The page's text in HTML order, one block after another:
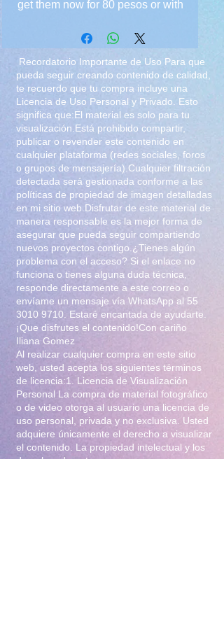
get them now for 80 pesos or with
February lingerie all-inclusive for
Recordatorio Importante de Uso Para que
pueda seguir creando contenido de calidad,
te recuerdo que tu compra incluye una
Licencia de Uso Personal y Privado. Esto
significa que:El material es solo para tu
visualización.Está prohibido compartir,
publicar o revender este contenido en
cualquier plataforma (redes sociales, foros
o grupos de mensajería).Cualquier filtración
detectada será gestionada conforme a las
políticas de propiedad de imagen detalladas
en mi sitio web.Disfrutar de este material de
manera responsable es la mejor forma de
asegurar que pueda seguir compartiendo
nuevos proyectos contigo.¿Tienes algún
problema con el acceso? Si el enlace no
funciona o tienes alguna duda técnica,
responde directamente a este correo o
envíame un mensaje vía WhatsApp al 55
3010 9710 . Estaré encantada de ayudarte.
¡Que disfrutes el contenido!Con cariño
Iliana Gomez
Al realizar cualquier compra en este sitio
web, usted acepta los siguientes términos
de licencia:1. Licencia de Visualización
Personal La compra de material fotográfico
o de video otorga al usuario una licencia de
uso personal, privada y no exclusiva. Usted
adquiere únicamente el derecho a visualizar
el contenido. La propiedad intelectual y los
derechos de autor permanecen en su